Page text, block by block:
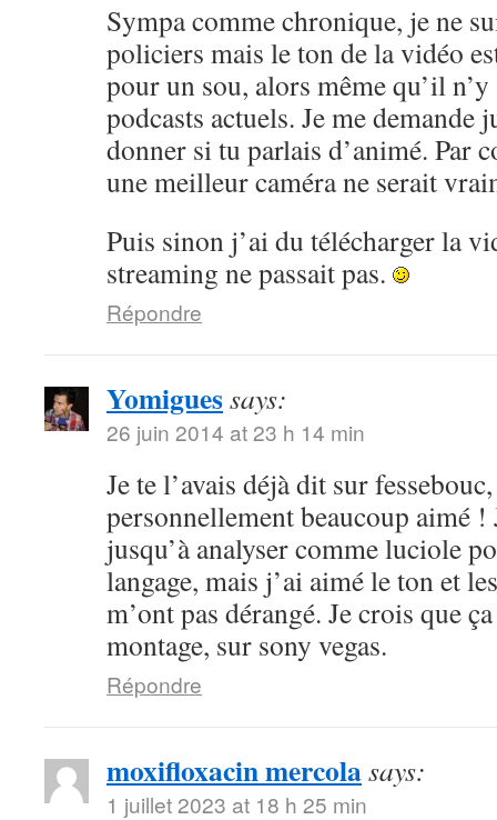
Sympa comme chronique, je ne
policiers mais le ton de la vidéo
pour un sou, alors même qu’il
podcasts actuels. Je me demande
donner si tu parlais d’animé. Par
une meilleur caméra ne serait
Puis sinon j’ai du télécharger la
streaming ne passait pas.
Répondre
Yomiguessays:
26 juin 2014 at 23 h 14 min
Je te l’avais déjà dit sur
personnellement beaucoup aimé !
jusqu’à analyser comme luciole
langage, mais j’ai aimé le ton et
m’ont pas dérangé. Je crois que
montage, sur sony vegas.
Répondre
moxifloxacin mercolasays:
1 juillet 2023 at 18 h 25 min